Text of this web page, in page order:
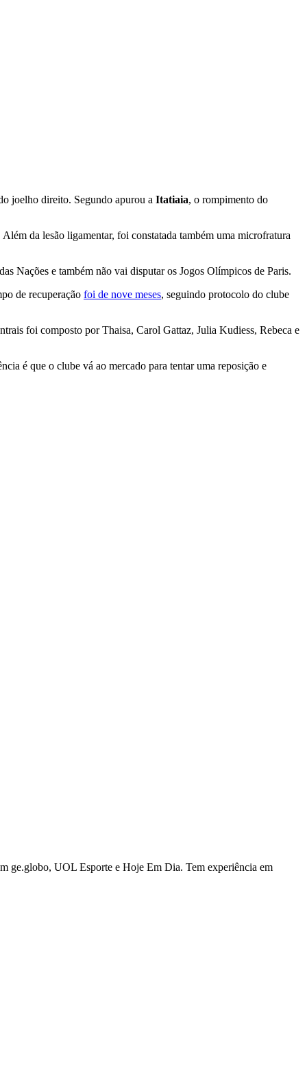
joelho direito. Segundo apurou a Itatiaia, o rompimento do
da lesão ligamentar, foi constatada também uma microfratura
Nações e também não vai disputar os Jogos Olímpicos de Paris.
de recuperação foi de nove meses, seguindo protocolo do clube
foi composto por Thaisa, Carol Gattaz, Julia Kudiess, Rebeca e
é que o clube vá ao mercado para tentar uma reposição e
ge.globo, UOL Esporte e Hoje Em Dia. Tem experiência em